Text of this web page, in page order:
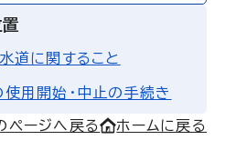
水道に関すること
使用開始・中止の手続き
ページへ戻る ホームに戻る